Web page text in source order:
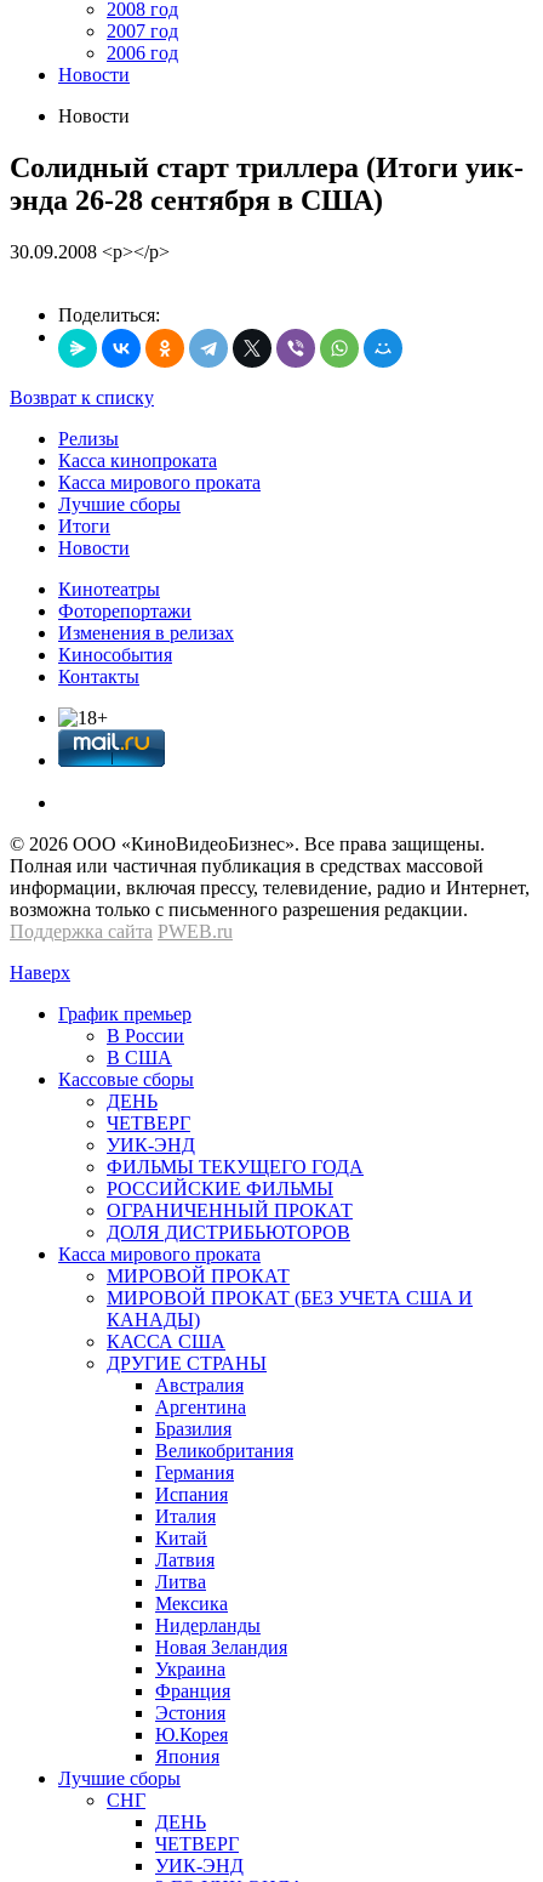
2008 год
2007 год
2006 год
Новости
Новости
Солидный старт триллера (Итоги уик-
энда 26-28 сентября в США)
30.09.2008 <p></p>
Поделиться:
Возврат к списку
Релизы
Касса кинопроката
Касса мирового проката
Лучшие сборы
Итоги
Новости
Кинотеатры
Фоторепортажи
Изменения в релизах
Кинособытия
Контакты
© 2026 OOО «КиноВидеоБизнес». Все права защищены.
Полная или частичная публикация в средствах массовой
информации, включая прессу, телевидение, радио и Интернет,
возможна только с письменного разрешения редакции.
Поддержка сайта PWEB.ru
Наверх
График премьер
В России
В США
Кассовые сборы
ДЕНЬ
ЧЕТВЕРГ
УИК-ЭНД
ФИЛЬМЫ ТЕКУЩЕГО ГОДА
РОССИЙСКИЕ ФИЛЬМЫ
ОГРАНИЧЕННЫЙ ПРОКАТ
ДОЛЯ ДИСТРИБЬЮТОРОВ
Касса мирового проката
МИРОВОЙ ПРОКАТ
МИРОВОЙ ПРОКАТ (БЕЗ УЧЕТА США И
КАНАДЫ)
КАССА США
ДРУГИЕ СТРАНЫ
Австралия
Аргентина
Бразилия
Великобритания
Германия
Испания
Италия
Китай
Латвия
Литва
Мексика
Нидерланды
Новая Зеландия
Украина
Франция
Эстония
Ю.Корея
Япония
Лучшие сборы
СНГ
ДЕНЬ
ЧЕТВЕРГ
УИК-ЭНД